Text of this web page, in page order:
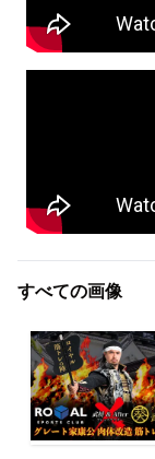
すべての画像